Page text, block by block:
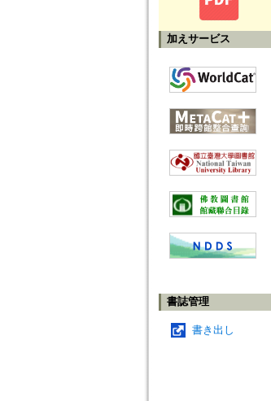
加えサービス
書誌管理
書き出し